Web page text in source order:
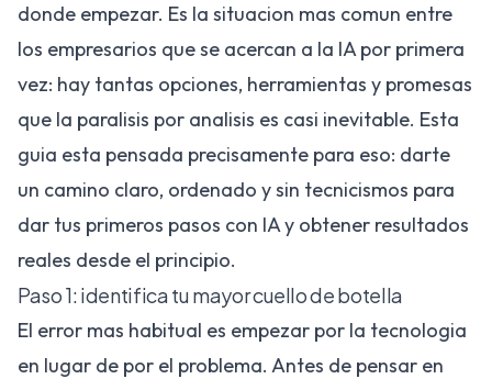
donde empezar. Es la situacion mas comun entre
los empresarios que se acercan a la IA por primera
vez: hay tantas opciones, herramientas y promesas
que la paralisis por analisis es casi inevitable. Esta
guia esta pensada precisamente para eso: darte
un camino claro, ordenado y sin tecnicismos para
dar tus primeros pasos con IA y obtener resultados
reales desde el principio.
Paso 1: identifica tu mayor cuello de botella
El error mas habitual es empezar por la tecnologia
en lugar de por el problema. Antes de pensar en